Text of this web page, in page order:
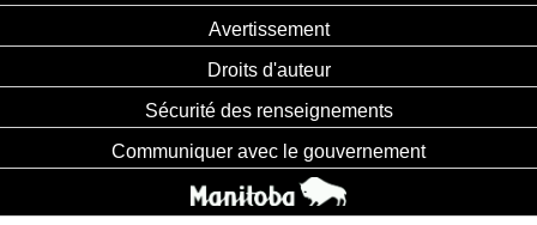
Avertissement
Droits d'auteur
Sécurité des renseignements
Communiquer avec le gouvernement